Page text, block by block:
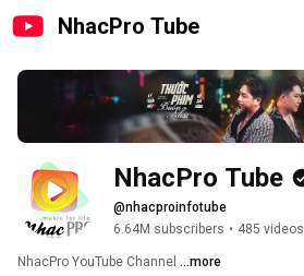
NhacPro Tube
NhacPro Tube
@nhacproinfotube
6.64M subscribers • 485 videos
NhacPro YouTube Channel ...more